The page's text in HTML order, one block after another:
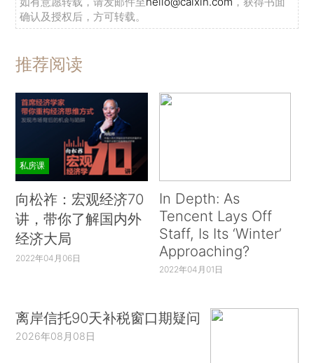
确认及授权后，方可转载。
推荐阅读
私房课
向松祚：宏观经济70
讲，带你了解国内外
经济大局
2022年04月06日
In Depth: As
Tencent Lays Off
Staff, Is Its ‘Winter’
Approaching?
2022年04月01日
离岸信托90天补税窗口期疑问
2026年08月08日